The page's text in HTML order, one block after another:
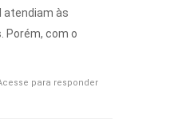
atendiam às
Porém, com o
para responder